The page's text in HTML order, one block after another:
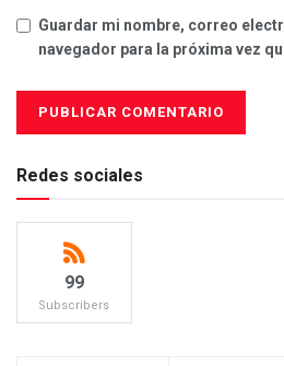
Guardar mi nombre, correo
navegador para la próxima vez
Redes sociales
99
Subscribers